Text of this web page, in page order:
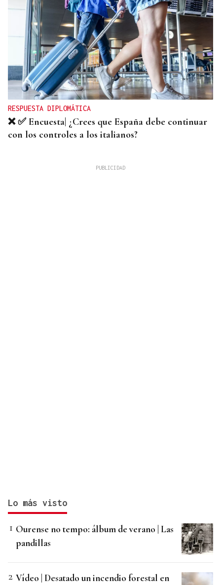
RESPUESTA DIPLOMÁTICA
❌ ✅ Encuesta| ¿Crees que España debe continuar
con los controles a los italianos?
Lo más visto
Ourense no tempo: álbum de verano | Las
pandillas
Vídeo | Desatado un incendio forestal en